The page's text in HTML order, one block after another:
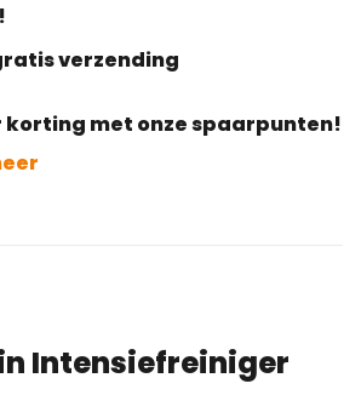
verzending
korting met onze spaarpunten!
Intensiefreiniger